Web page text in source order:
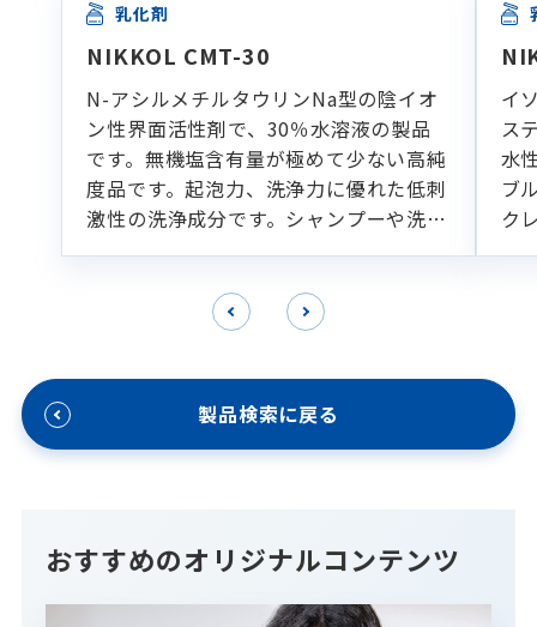
乳化剤
NIKKOL CMT-30
N-アシルメチルタウリンNa型の陰イオ
ン性界面活性剤で、30％水溶液の製品
です。無機塩含有量が極めて少ない高純
度品です。起泡力、洗浄力に優れた低刺
激性の洗浄成分です。シャンプーや洗顔
フォームなどの各種洗浄製剤に適してい
イ
ス
水
ブ
ク
製品検索に戻る
おすすめのオリジナルコンテンツ